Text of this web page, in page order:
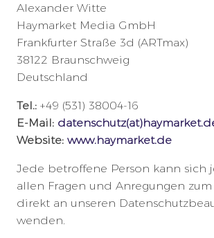
Alexander Witte
Haymarket Media GmbH
Frankfurter Straße 3d (ARTmax)
38122 Braunschweig
Deutschland
Tel.: +49 (531) 38004-16
E-Mail:
Website: www.haymarket.de
Jede betroffene Person kann sich
allen Fragen und Anregungen
direkt an unseren
wenden.